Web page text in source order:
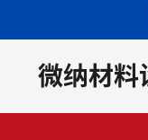
微纳材料